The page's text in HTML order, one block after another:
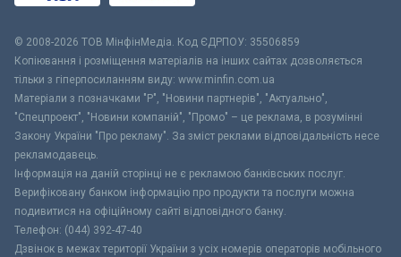
© 2008-2026 ТОВ МiнфiнМедiа. Код ЄДРПОУ: 35506859
Копіювання і розміщення матеріалів на інших сайтах дозволяється
тільки з гіперпосиланням виду: www.minfin.com.ua
Матеріали з позначками "Р", "Новини партнерів", "Актуально",
"Спецпроект", "Новини компаній", "Промо" – це реклама, в розумінні
Закону України "Про рекламу". За зміст реклами відповідальність несе
рекламодавець.
Інформація на даній сторінці не є рекламою банківських послуг.
Верифіковану банком інформацію про продукти та послуги можна
подивитися на офіційному сайті відповідного банку.
Телефон: (044) 392-47-40
Дзвінок в межах території України з усіх номерів операторів мобільного